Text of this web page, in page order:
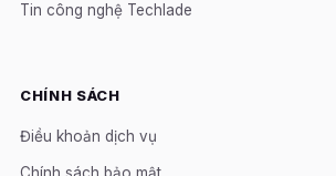
Tin công nghệ Techlade
CHÍNH SÁCH
Điều khoản dịch vụ